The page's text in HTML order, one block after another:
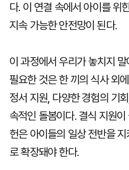
다. 이 연결 속에서 아이를 위
지속 가능한 안전망이 된다.
이 과정에서 우리가 놓치지
필요한 것은 한 끼의 식사 외
정서 지원, 다양한 경험의 기
속적인 돌봄이다. 결식 지원
헌은 아이들의 일상 전반을
로 확장돼야 한다.